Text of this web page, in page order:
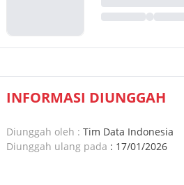
INFORMASI DIUNGGAH
Diunggah oleh : Tim Data Indonesia
Diunggah ulang pada : 17/01/2026